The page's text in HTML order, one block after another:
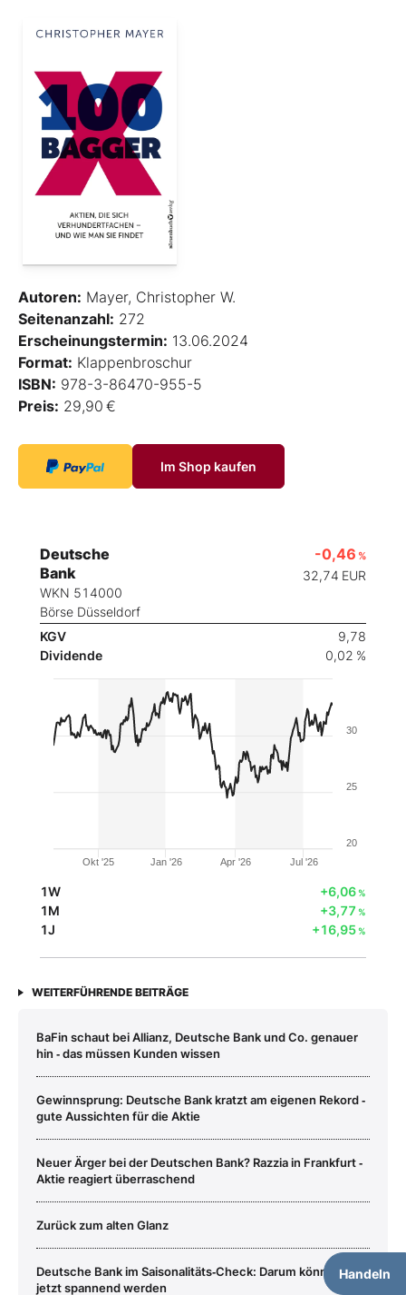
Autoren: Mayer, Christopher W.
Seitenanzahl: 272
Erscheinungstermin: 13.06.2024
Format: Klappenbroschur
ISBN: 978-3-86470-955-5
Preis: 29,90 €
Im Shop kaufen
Deutsche
Bank
WKN 514000
Börse Düsseldorf
-0,46 %
32,74 EUR
KGV
9,78
Dividende
0,02 %
Handeln
Okt '25 Jan '26 Apr '26 Jul '26
20
25
30
1W +6,06%
1M +3,77 %
1J +16,95%
WEITERFÜHRENDE BEITRÄGE
BaFin schaut bei Allianz, Deutsche Bank und Co. genauer
hin ‑ das müssen Kunden wissen
Gewinnsprung: Deutsche Bank kratzt am eigenen Rekord ‑
gute Aussichten für die Aktie
Neuer Ärger bei der Deutschen Bank? Razzia in Frankfurt ‑
Aktie reagiert überraschend
Zurück zum alten Glanz
Deutsche Bank im Saisonalitäts‑Check: Darum könnte es
jetzt spannend werden